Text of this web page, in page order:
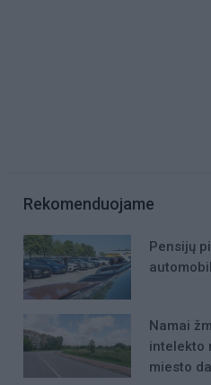
Rekomenduojame
Pensijų
Namai
intelekto
miesto